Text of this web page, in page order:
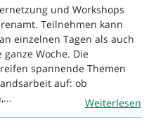
und Workshops
Teilnehmen kann
einzelnen Tagen als auch
Woche. Die
spannende Themen
auf: ob
Weiterlesen